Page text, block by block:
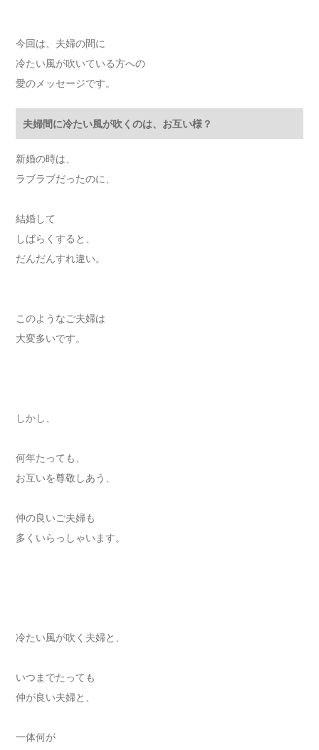
今回は、夫婦の間に
冷たい風が吹いている方への
愛のメッセージです。
夫婦間に冷たい風が吹くのは、お互い様？
新婚の時は、
ラブラブだったのに、
結婚して
しばらくすると、
だんだんすれ違い。
このようなご夫婦は
大変多いです。
しかし、
何年たっても、
お互いを尊敬しあう、
仲の良いご夫婦も
多くいらっしゃいます。
冷たい風が吹く夫婦と、
いつまでたっても
仲が良い夫婦と、
一体何が